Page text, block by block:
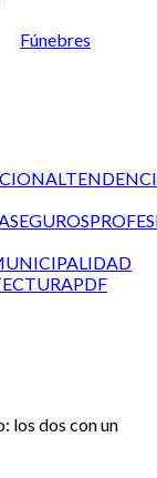
Fúnebres
SEGUROS
PDF
los dos con un